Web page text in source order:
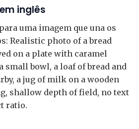
inglês
uma imagem que una os
Realistic photo of a bread
on a plate with caramel
small bowl, a loaf of bread and
a jug of milk on a wooden
shallow depth of field, no text
ratio.